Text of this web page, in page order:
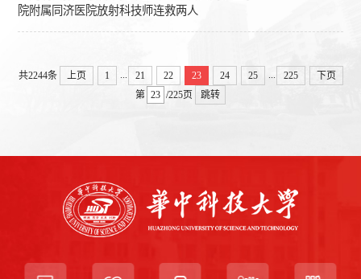
院附属同济医院放射科技师连救两人
共2244条 上页 1 21 22 23 24 25 225
下页
第
/225页 跳转